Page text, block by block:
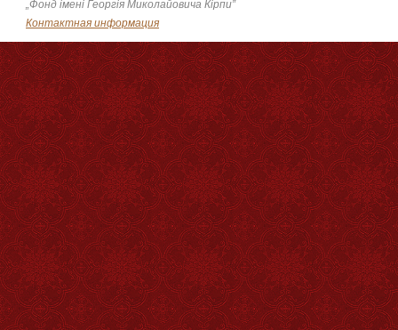
„Фонд імені Георгія Миколайовича Кірпи”
Контактная информация